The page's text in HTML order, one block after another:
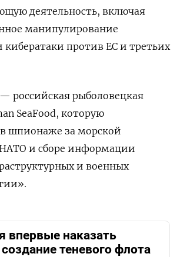
деятельность, включая
манипулирование
против ЕС и третьих
российская рыболовецкая
SeaFood, которую
в шпионаже за морской
и сборе информации
и военных
впервые наказать
теневого флота